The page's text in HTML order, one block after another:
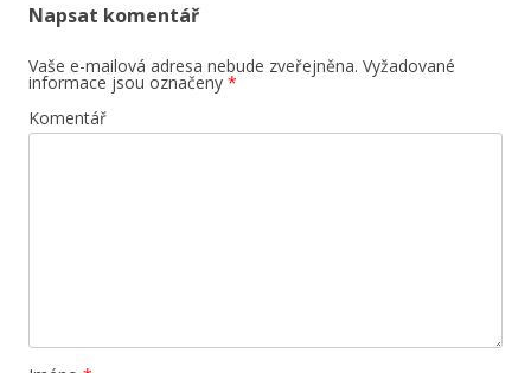
Napsat komentář
Vaše e-mailová adresa nebude zveřejněna. Vyžadované
informace jsou označeny *
Komentář